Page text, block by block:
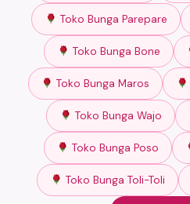
Toko Bunga Parepare
Toko Bunga Bone
Toko Bunga Maros
Toko Bunga Wajo
Toko Bunga Poso
Toko Bunga Toli-Toli